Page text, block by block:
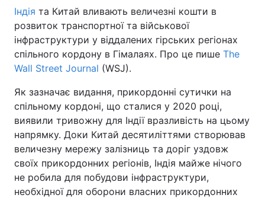
Індія та Китай вливають величезні кошти в
розвиток транспортної та військової
інфраструктури у віддалених гірських регіонах
спільного кордону в Гімалаях. Про це пише The
Wall Street Journal (WSJ).
Як зазначає видання, прикордонні сутички на
спільному кордоні, що сталися у 2020 році,
виявили тривожну для Індії вразливість на цьому
напрямку. Доки Китай десятиліттями створював
величезну мережу залізниць та доріг уздовж
своїх прикордонних регіонів, Індія майже нічого
не робила для побудови інфраструктури,
необхідної для оборони власних прикордонних